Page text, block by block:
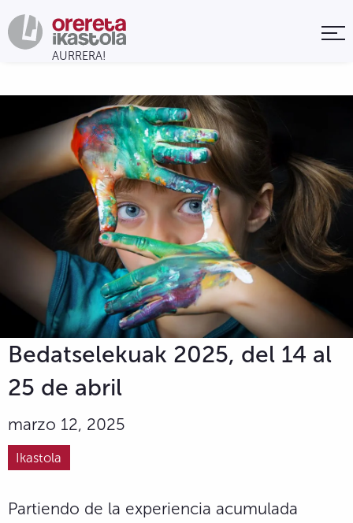
Bedatselekuak 2025, del 14 al
25 de abril
marzo 12, 2025
Ikastola
Partiendo de la experiencia acumulada